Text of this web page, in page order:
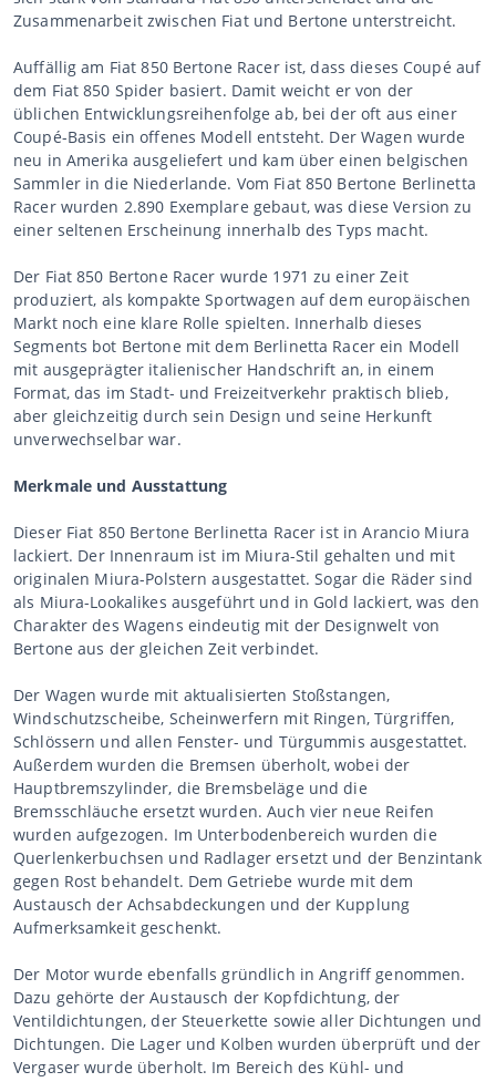
Zusammenarbeit zwischen Fiat und Bertone unterstreicht.
Auffällig am Fiat 850 Bertone Racer ist, dass dieses Coupé auf
dem Fiat 850 Spider basiert. Damit weicht er von der
üblichen Entwicklungsreihenfolge ab, bei der oft aus einer
Coupé-Basis ein offenes Modell entsteht. Der Wagen wurde
neu in Amerika ausgeliefert und kam über einen belgischen
Sammler in die Niederlande. Vom Fiat 850 Bertone Berlinetta
Racer wurden 2.890 Exemplare gebaut, was diese Version zu
einer seltenen Erscheinung innerhalb des Typs macht.
Der Fiat 850 Bertone Racer wurde 1971 zu einer Zeit
produziert, als kompakte Sportwagen auf dem europäischen
Markt noch eine klare Rolle spielten. Innerhalb dieses
Segments bot Bertone mit dem Berlinetta Racer ein Modell
mit ausgeprägter italienischer Handschrift an, in einem
Format, das im Stadt- und Freizeitverkehr praktisch blieb,
aber gleichzeitig durch sein Design und seine Herkunft
unverwechselbar war.
Merkmale und Ausstattung
Dieser Fiat 850 Bertone Berlinetta Racer ist in Arancio Miura
lackiert. Der Innenraum ist im Miura-Stil gehalten und mit
originalen Miura-Polstern ausgestattet. Sogar die Räder sind
als Miura-Lookalikes ausgeführt und in Gold lackiert, was den
Charakter des Wagens eindeutig mit der Designwelt von
Bertone aus der gleichen Zeit verbindet.
Der Wagen wurde mit aktualisierten Stoßstangen,
Windschutzscheibe, Scheinwerfern mit Ringen, Türgriffen,
Schlössern und allen Fenster- und Türgummis ausgestattet.
Außerdem wurden die Bremsen überholt, wobei der
Hauptbremszylinder, die Bremsbeläge und die
Bremsschläuche ersetzt wurden. Auch vier neue Reifen
wurden aufgezogen. Im Unterbodenbereich wurden die
Querlenkerbuchsen und Radlager ersetzt und der Benzintank
gegen Rost behandelt. Dem Getriebe wurde mit dem
Austausch der Achsabdeckungen und der Kupplung
Aufmerksamkeit geschenkt.
Der Motor wurde ebenfalls gründlich in Angriff genommen.
Dazu gehörte der Austausch der Kopfdichtung, der
Ventildichtungen, der Steuerkette sowie aller Dichtungen und
Dichtungen. Die Lager und Kolben wurden überprüft und der
Vergaser wurde überholt. Im Bereich des Kühl- und